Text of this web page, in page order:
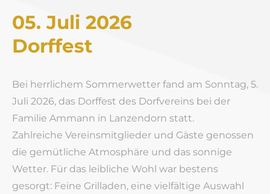
05. Juli 2026
​Dorffest
Bei herrlichem Sommerwetter fand am Sonntag, 5.
Juli 2026, das Dorffest des Dorfvereins bei der
Familie Ammann in Lanzendorn statt.
Zahlreiche Vereinsmitglieder und Gäste genossen
die gemütliche Atmosphäre und das sonnige
Wetter. Für das leibliche Wohl war bestens
gesorgt: Feine Grilladen, eine vielfältige Auswahl